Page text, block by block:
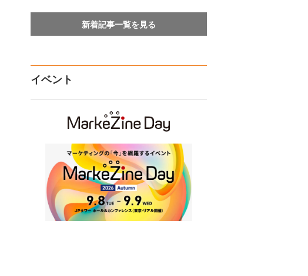
新着記事一覧を見る
イベント